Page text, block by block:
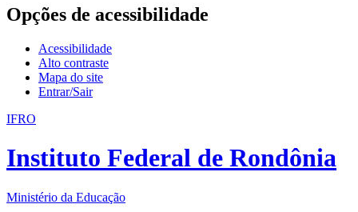
Opções de acessibilidade
Acessibilidade
Alto contraste
Mapa do site
Entrar/Sair
IFRO
Instituto Federal de Rondônia
Ministério da Educação